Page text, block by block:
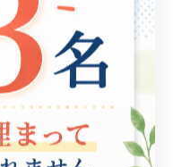
ることができます。
善点を見極めること
を通じて得られる学
なる挑戦への自信を
、適切な支援があれ
得られます。このよ